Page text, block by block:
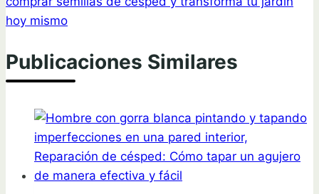
hoy mismo
Publicaciones Similares